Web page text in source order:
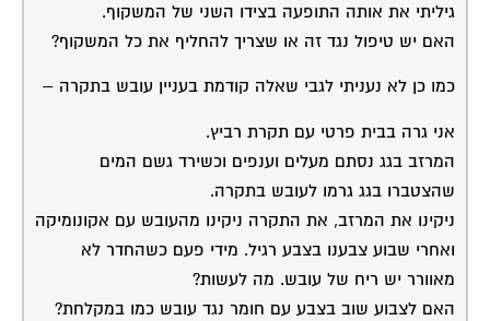
גיליתי את אותה התופעה בצידו השני של המשקוף.
האם יש טיפול נגד זה או שצריך להחליף את כל המשקוף?
כמו כן לא נעניתי לגבי שאלה קודמת בעניין עובש בתקרה –
אני גרה בבית פרטי עם תקרת רביץ.
המרזב בגג נסתם מעלים וענפים וכשירד גשם המים
שהצטברו בגג גרמו לעובש בתקרה.
ניקינו את המרזב, את התקרה ניקינו מהעובש עם אקונומיקה
ואחרי שבוע צבענו בצבע רגיל. מידי פעם כשהחדר לא
מאוורר יש ריח של עובש. מה לעשות?
האם לצבוע שוב בצבע עם חומר נגד עובש כמו במקלחת?